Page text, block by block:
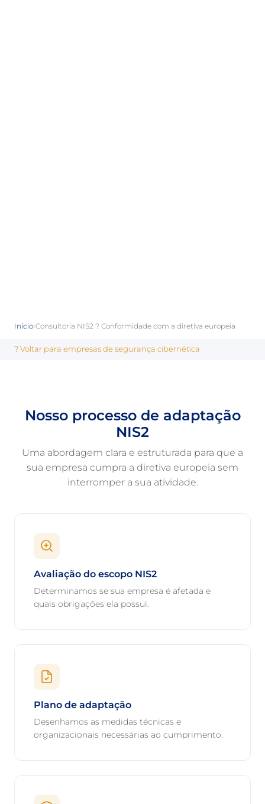
Início›Consultoria NIS2 ? Conformidade com a diretiva europeia
? Voltar para empresas de segurança cibernética
Nosso processo de adaptação
NIS2
Uma abordagem clara e estruturada para que a
sua empresa cumpra a diretiva europeia sem
interromper a sua atividade.
Avaliação do escopo NIS2
Determinamos se sua empresa é afetada e
quais obrigações ela possui.
Plano de adaptação
Desenhamos as medidas técnicas e
organizacionais necessárias ao cumprimento.